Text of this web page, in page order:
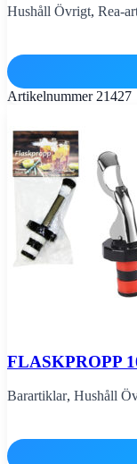
Hushåll Övrigt, Rea-
Artikelnummer 21427
FLASKPROPP
Barartiklar, Hushåll